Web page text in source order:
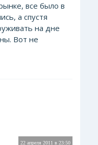
все было в
а спустя
на дне
Вот не
22 апреля 2011 в 23:50